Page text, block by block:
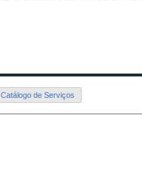
Catálogo de Serviços